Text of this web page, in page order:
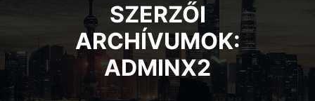
SZERZŐI
ARCHÍVUMOK:
ADMINX2